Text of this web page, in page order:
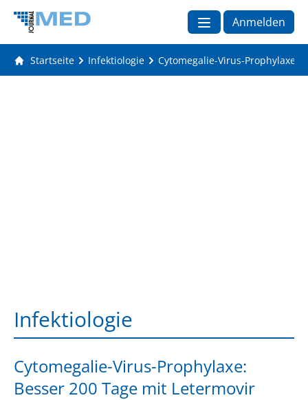
Anmelden
Startseite Infektiologie Cytomegalie-Virus-Prophylaxe:
Infektiologie
Cytomegalie-Virus-Prophylaxe:
Besser 200 Tage mit Letermovir